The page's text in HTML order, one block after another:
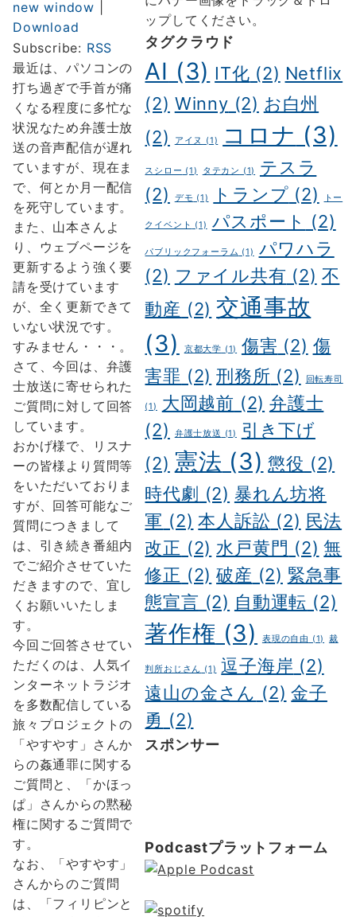
黙
秘
権
に
つ
い
て
黙
秘
権
に
つ
い
て
へ
の
new window
Download
Subscribe: RSS
最近は、パソコンの
打ち過ぎで手首が痛
くなる程度に多忙な
状況なため弁護士放
送の音声配信が遅れ
ていますが、現在ま
で、何とか月一配信
を死守しています。
また、山本さんよ
り、ウェブページを
更新するよう強く要
請を受けています
が、全く更新できて
いない状況です。
すみません・・・。
さて、今回は、弁護
士放送に寄せられた
ご質問に対して回答
しています。
おかげ様で、リスナ
ーの皆様より質問等
をいただいておりま
すが、回答可能なご
質問につきまして
は、引き続き番組内
でご紹介させていた
だきますので、宜し
くお願いいたしま
す。
今回ご回答させてい
ただくのは、人気イ
ンターネットラジオ
を多数配信している
旅々プロジェクトの
「やすやす」さんか
らの姦通罪に関する
ご質問と、「かほっ
ぱ」さんからの黙秘
権に関するご質問で
す。
なお、「やすやす」
さんからのご質問
は、「フィリピンと
ップしてください。
タグクラウド
AI (3) IT化 (2) Netflix
(2) Winny (2) お白州
(2)
アイヌ (1) コロナ (3)
スシロー (1) タテカン (1)
テスラ
(2)
デモ (1) トランプ (2) トー
クイベント (1) パスポート (2)
パブリックフォーラム (1)
パワハラ
(2) ファイル共有 (2) 不
動産 (2) 交通事故
(3)
京都大学 (1) 傷害 (2) 傷
害罪 (2) 刑務所 (2) 回転寿司
(1) 大岡越前 (2) 弁護士
(2)
弁護士放送 (1)
引き下げ
(2) 憲法 (3) 懲役 (2)
時代劇 (2) 暴れん坊将
軍 (2) 本人訴訟 (2) 民法
改正 (2) 水戸黄門 (2) 無
修正 (2) 破産 (2) 緊急事
態宣言 (2) 自動運転 (2)
著作権 (3) 表現の自由 (1) 裁
判所おじさん (1) 逗子海岸 (2)
遠山の金さん (2) 金子
勇 (2)
スポンサー
Podcastプラットフォーム